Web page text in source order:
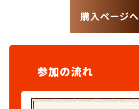
購入ページへ
参加の流れ